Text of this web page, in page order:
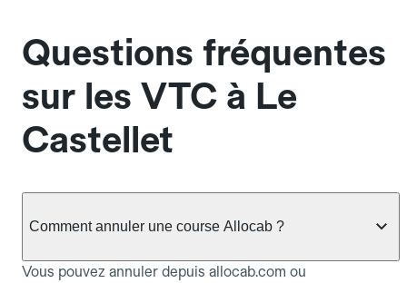
Questions fréquentes
sur les VTC à Le
Castellet
Comment annuler une course Allocab ?
Vous pouvez annuler depuis allocab.com ou